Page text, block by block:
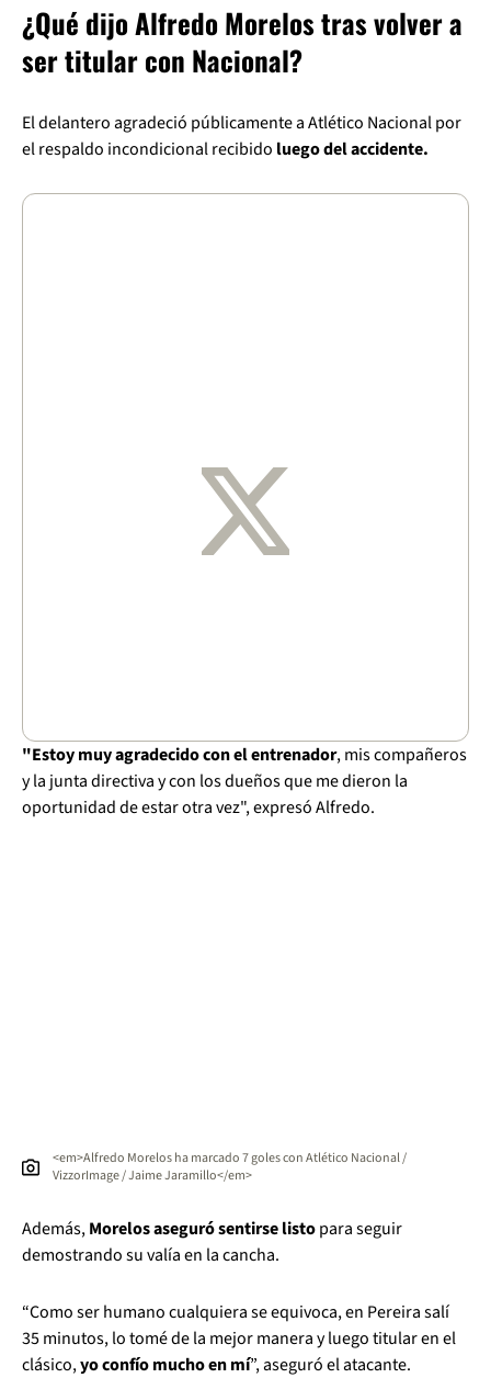
¿Qué dijo Alfredo Morelos tras volver a
ser titular con Nacional?
El delantero agradeció públicamente a Atlético Nacional por
el respaldo incondicional recibido luego del accidente.
"Estoy muy agradecido con el entrenador, mis compañeros
y la junta directiva y con los dueños que me dieron la
oportunidad de estar otra vez", expresó Alfredo.
<em>Alfredo Morelos ha marcado 7 goles con Atlético Nacional /
VizzorImage / Jaime Jaramillo</em>
Además,Morelos aseguró sentirse listopara seguir
demostrando su valía en la cancha.
“Como ser humano cualquiera se equivoca, en Pereira salí
35 minutos, lo tomé de la mejor manera y luego titular en el
clásico,yo confío mucho en mí”, aseguró el atacante.